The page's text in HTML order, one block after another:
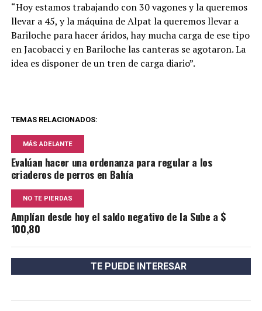
“Hoy estamos trabajando con 30 vagones y la queremos
llevar a 45, y la máquina de Alpat la queremos llevar a
Bariloche para hacer áridos, hay mucha carga de ese tipo
en Jacobacci y en Bariloche las canteras se agotaron. La
idea es disponer de un tren de carga diario”.
TEMAS RELACIONADOS:
MÁS ADELANTE
Evalúan hacer una ordenanza para regular a los
criaderos de perros en Bahía
NO TE PIERDAS
Amplían desde hoy el saldo negativo de la Sube a $
100,80
TE PUEDE INTERESAR